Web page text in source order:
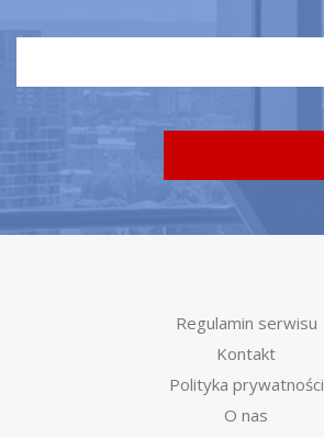
Regulamin serwisu
Kontakt
Polityka prywatności
O nas